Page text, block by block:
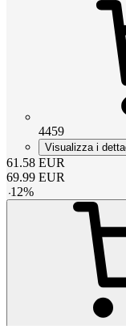
4459
Visualizza i
61.58 EUR
69.99 EUR
-12%